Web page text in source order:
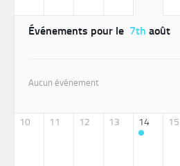
Événements pour le 7th août
Aucun événement
10 11 12 13 14 15